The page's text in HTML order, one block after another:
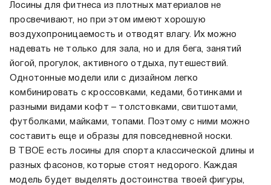
Лосины для фитнеса из плотных материалов не
просвечивают, но при этом имеют хорошую
воздухопроницаемость и отводят влагу. Их можно
надевать не только для зала, но и для бега, занятий
йогой, прогулок, активного отдыха, путешествий.
Однотонные модели или с дизайном легко
комбинировать с кроссовками, кедами, ботинками и
разными видами кофт – толстовками, свитшотами,
футболками, майками, топами. Поэтому с ними можно
составить еще и образы для повседневной носки.
В ТВОЕ есть лосины для спорта классической длины и
разных фасонов, которые стоят недорого. Каждая
модель будет выделять достоинства твоей фигуры,